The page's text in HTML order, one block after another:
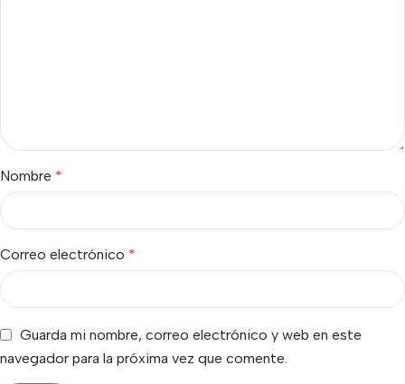
Nombre *
Correo electrónico *
Guarda mi nombre, correo electrónico y web en este
navegador para la próxima vez que comente.